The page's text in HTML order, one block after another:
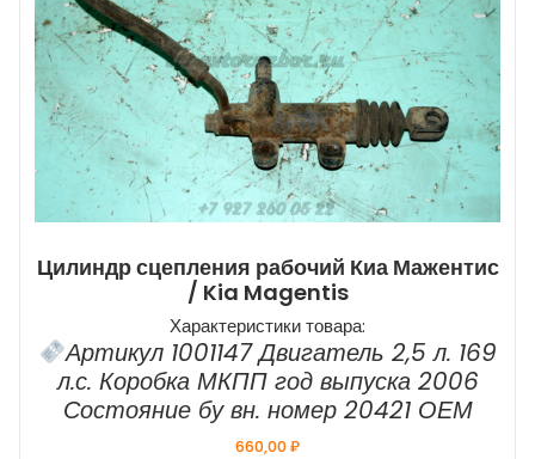
Цилиндр сцепления рабочий Киа Мажентис
/ Kia Magentis
Характеристики товара:
Артикул 1001147 Двигатель 2,5 л. 169
л.с. Коробка МКПП год выпуска 2006
Состояние бу вн. номер 20421 ОЕМ
660,00₽